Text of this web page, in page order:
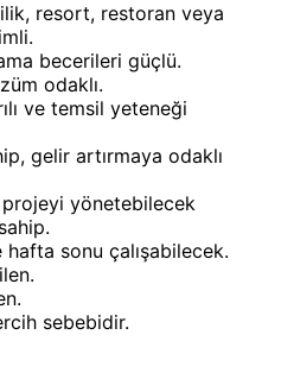
resort, restoran veya
becerileri güçlü.
odaklı.
ve temsil yeteneği
gelir artırmaya odaklı
yönetebilecek
sonu çalışabilecek.
sebebidir.